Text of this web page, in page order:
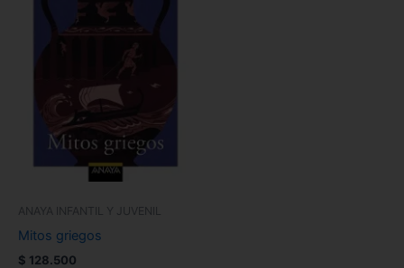
ANAYA INFANTIL Y JUVENIL
Mitos griegos
$ 128.500